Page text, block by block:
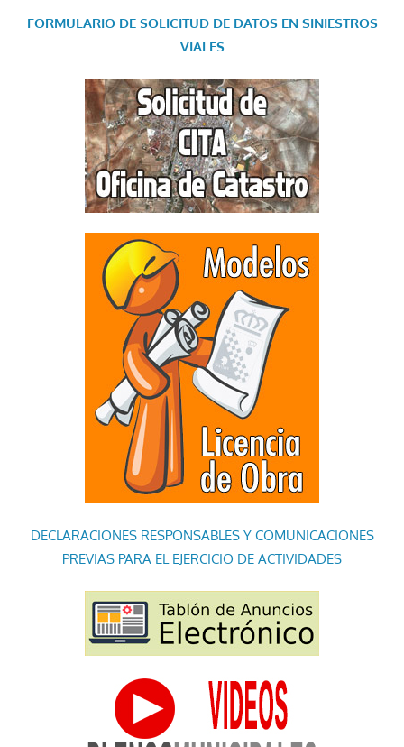
FORMULARIO DE SOLICITUD DE DATOS EN SINIESTROS
VIALES
DECLARACIONES RESPONSABLES Y COMUNICACIONES
PREVIAS PARA EL EJERCICIO DE ACTIVIDADES